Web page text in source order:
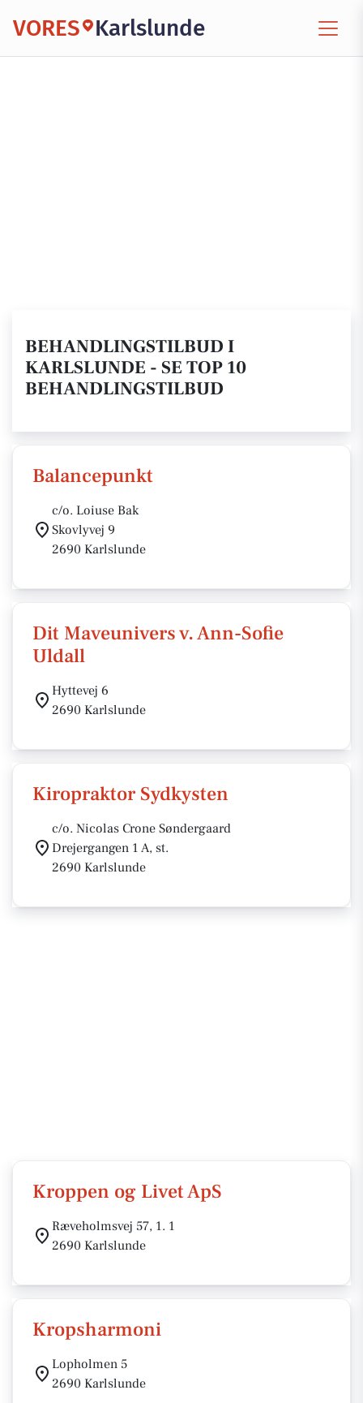
VORES Karlslunde
BEHANDLINGSTILBUD I
KARLSLUNDE - SE TOP 10
BEHANDLINGSTILBUD
Balancepunkt
c/o. Loiuse Bak
Skovlyvej 9
2690 Karlslunde
Dit Maveunivers v. Ann-Sofie
Uldall
Hyttevej 6
2690 Karlslunde
Kiropraktor Sydkysten
c/o. Nicolas Crone Søndergaard
Drejergangen 1 A, st.
2690 Karlslunde
Kroppen og Livet ApS
Ræveholmsvej 57, 1. 1
2690 Karlslunde
Kropsharmoni
Lopholmen 5
2690 Karlslunde